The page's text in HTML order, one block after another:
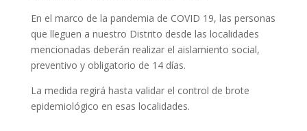
En el marco de la pandemia de COVID 19, las personas
que lleguen a nuestro Distrito desde las localidades
mencionadas deberán realizar el aislamiento social,
preventivo y obligatorio de 14 días.
La medida regirá hasta validar el control de brote
epidemiológico en esas localidades.